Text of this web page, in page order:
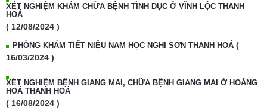
XÉT NGHIỆM KHÁM CHỮA BỆNH TÌNH DỤC Ở VĨNH LỘC THANH
HOÁ
( 12/08/2024 )
PHÒNG KHÁM TIẾT NIỆU NAM HỌC NGHI SƠN THANH HOÁ (
16/03/2024 )
XÉT NGHIỆM BỆNH GIANG MAI, CHỮA BỆNH GIANG MAI Ở HOẰNG
HOÁ THANH HOÁ
( 16/08/2024 )